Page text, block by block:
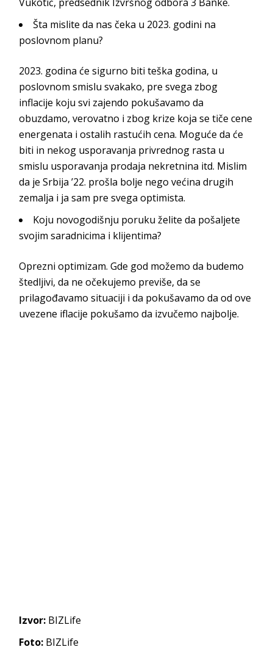
Šta mislite da nas čeka u 2023. godini na
poslovnom planu?
2023. godina će sigurno biti teška godina, u
poslovnom smislu svakako, pre svega zbog
inflacije koju svi zajendo pokušavamo da
obuzdamo, verovatno i zbog krize koja se tiče cene
energenata i ostalih rastućih cena. Moguće da će
biti in nekog usporavanja privrednog rasta u
smislu usporavanja prodaja nekretnina itd. Mislim
da je Srbija ’22. prošla bolje nego većina drugih
zemalja i ja sam pre svega optimista.
Koju novogodišnju poruku želite da pošaljete
svojim saradnicima i klijentima?
Oprezni optimizam. Gde god možemo da budemo
štedljivi, da ne očekujemo previše, da se
prilagođavamo situaciji i da pokušavamo da od ove
uvezene iflacije pokušamo da izvučemo najbolje.
Izvor: BIZLife
Foto: BIZLife